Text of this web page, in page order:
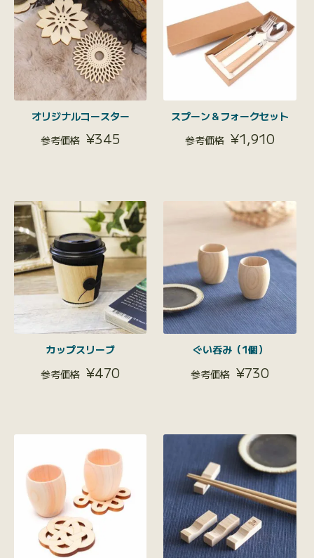
オリジナルコースター
¥345
スプーン＆フォークセット
¥1,910
カップスリーブ
¥470
ぐい呑み（1個）
¥730